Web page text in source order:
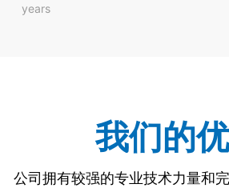
years
我们的
公司拥有较强的专业技术力量和